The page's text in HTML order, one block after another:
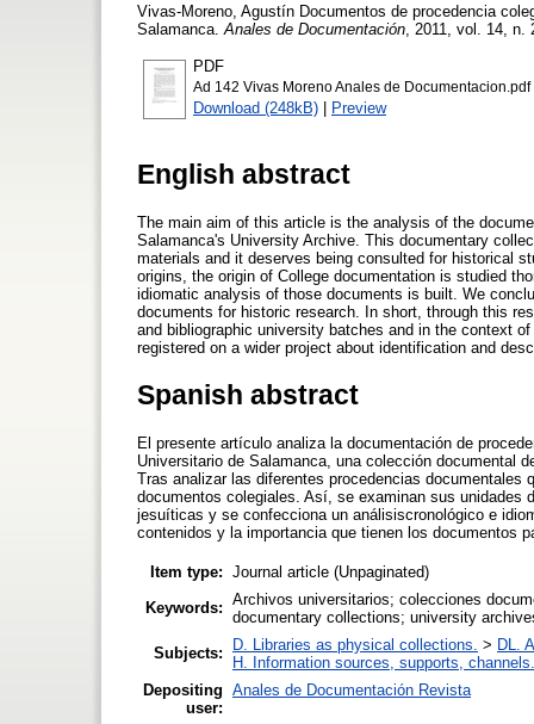
Vivas-Moreno, Agustín Documentos de procedencia
Salamanca. Anales de Documentación , 2011, vol. 14,
PDF
Ad 142 Vivas Moreno Anales de Documentacion.pdf
Download (248kB) | Preview
English abstract
The main aim of this article is the analysis of the
Salamanca's University Archive. This documentary
materials and it deserves being consulted for historical
origins, the origin of College documentation is studied
idiomatic analysis of those documents is built. We
documents for historic research. In short, through this
and bibliographic university batches and in the context
registered on a wider project about identification and
Spanish abstract
El presente artículo analiza la documentación de
Universitario de Salamanca, una colección documental
Tras analizar las diferentes procedencias
documentos colegiales. Así, se examinan sus unidades
jesuíticas y se confecciona un análisiscronológico e
contenidos y la importancia que tienen los documentos
Item type: Journal article (Unpaginated)
Keywords: Archivos universitarios; colecciones
documentary collections; university
Subjects:
D. Libraries as physical collections. > DL.
H. Information sources, supports, channels.
Depositing
user:
Anales de Documentación Revista